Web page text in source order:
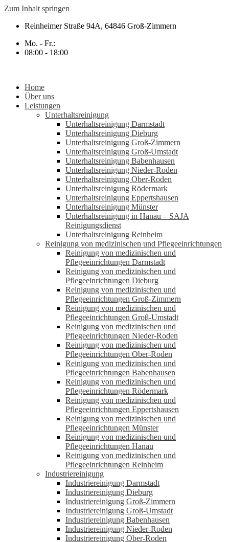
Zum Inhalt springen
Reinheimer Straße 94A, 64846 Groß-Zimmern
Mo. - Fr.:
08:00 - 18:00
Home
Über uns
Leistungen
Unterhaltsreinigung
Unterhaltsreinigung Darmstadt
Unterhaltsreinigung Dieburg
Unterhaltsreinigung Groß-Zimmern
Unterhaltsreinigung Groß-Umstadt
Unterhaltsreinigung Babenhausen
Unterhaltsreinigung Nieder-Roden
Unterhaltsreinigung Ober-Roden
Unterhaltsreinigung Rödermark
Unterhaltsreinigung Eppertshausen
Unterhaltsreinigung Münster
Unterhaltsreinigung in Hanau – SAJA
Reinigungsdienst
Unterhaltsreinigung Reinheim
Reinigung von medizinischen und Pflegeeinrichtungen
Reinigung von medizinischen und
Pflegeeinrichtungen Darmstadt
Reinigung von medizinischen und
Pflegeeinrichtungen Dieburg
Reinigung von medizinischen und
Pflegeeinrichtungen Groß-Zimmern
Reinigung von medizinischen und
Pflegeeinrichtungen Groß-Umstadt
Reinigung von medizinischen und
Pflegeeinrichtungen Nieder-Roden
Reinigung von medizinischen und
Pflegeeinrichtungen Ober-Roden
Reinigung von medizinischen und
Pflegeeinrichtungen Babenhausen
Reinigung von medizinischen und
Pflegeeinrichtungen Rödermark
Reinigung von medizinischen und
Pflegeeinrichtungen Eppertshausen
Reinigung von medizinischen und
Pflegeeinrichtungen Münster
Reinigung von medizinischen und
Pflegeeinrichtungen Hanau
Reinigung von medizinischen und
Pflegeeinrichtungen Reinheim
Industriereinigung
Industriereinigung Darmstadt
Industriereinigung Dieburg
Industriereinigung Groß-Zimmern
Industriereinigung Groß-Umstadt
Industriereinigung Babenhausen
Industriereinigung Nieder-Roden
Industriereinigung Ober-Roden